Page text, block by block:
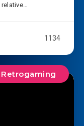
1134
Retrogaming